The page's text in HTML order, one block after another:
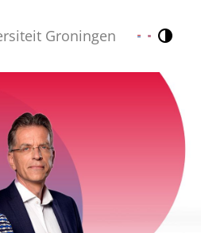
Groningen Nederlands
English